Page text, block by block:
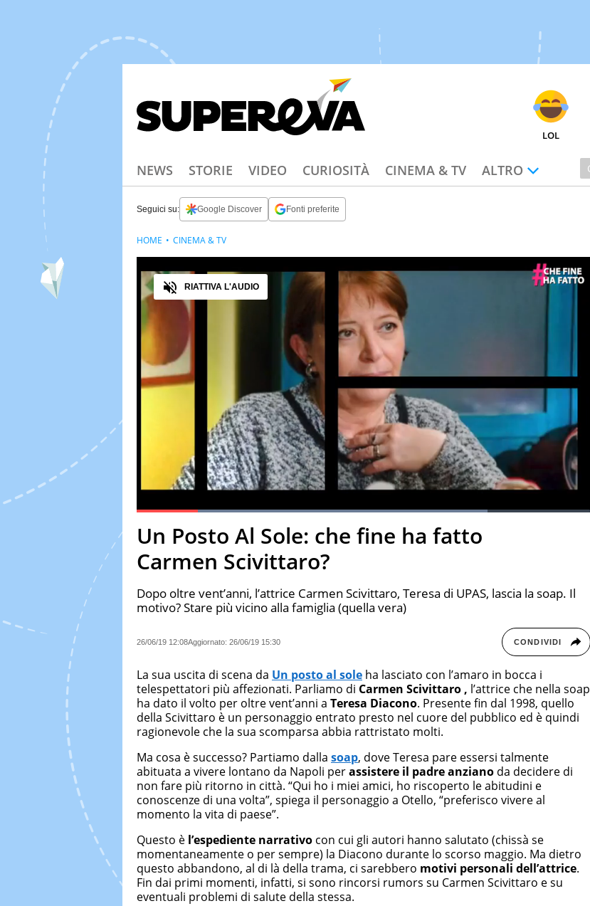
LOL
NEWS STORIE VIDEO CURIOSITÀ CINEMA & TV ALTRO
Seguici su: Google Discover Fonti preferite
PauseUnmuteCurrent TimeDuration
1:04
Loaded:77.20%
Fullscreen
Audio
RIATTIVA L'AUDIO
Un Posto Al Sole: che fine ha fatto
Carmen Scivittaro?
Dopo oltre vent’anni, l’attrice Carmen Scivittaro, Teresa di UPAS, lascia la soap. Il
motivo? Stare più vicino alla famiglia (quella vera)
26/06/19 12:08Aggiornato: 26/06/19 15:30 CONDIVIDI
HOME CINEMA & TV
La sua uscita di scena da Un posto al sole ha lasciato con l’amaro in bocca i
telespettatori più affezionati. Parliamo di Carmen Scivittaro , l’attrice che nella soap
ha dato il volto per oltre vent’anni a Teresa Diacono. Presente fin dal 1998, quello
della Scivittaro è un personaggio entrato presto nel cuore del pubblico ed è quindi
ragionevole che la sua scomparsa abbia rattristato molti.
Ma cosa è successo? Partiamo dalla soap, dove Teresa pare essersi talmente
abituata a vivere lontano da Napoli perassistere il padre anziano da decidere di
non fare più ritorno in città. “Qui ho i miei amici, ho riscoperto le abitudini e
conoscenze di una volta”, spiega il personaggio a Otello, “preferisco vivere al
momento la vita di paese”.
Questo è l’espediente narrativo con cui gli autori hanno salutato (chissà se
momentaneamente o per sempre) la Diacono durante lo scorso maggio. Ma dietro
questo abbandono, al di là della trama, ci sarebbero motivi personali dell’attrice.
Fin dai primi momenti, infatti, si sono rincorsi rumors su Carmen Scivittaro e su
eventuali problemi di salute della stessa.